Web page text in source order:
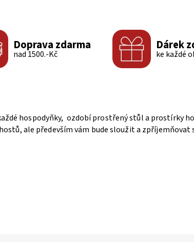
Doprava zdarma
nad 1500.-Kč
Dárek
ke každé
hospodyňky, ozdobí prostřený stůl a prostírky
ale především vám bude sloužit a